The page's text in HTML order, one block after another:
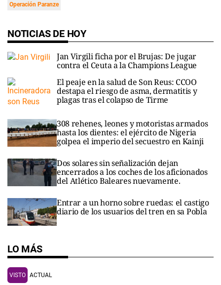
Operación Paranze
NOTICIAS DE HOY
Jan Virgili ficha por el Brujas: De jugar
contra el Ceuta a la Champions League
El peaje en la salud de Son Reus: CCOO
destapa el riesgo de asma, dermatitis y
plagas tras el colapso de Tirme
308 rehenes, leones y motoristas armados
hasta los dientes: el ejército de Nigeria
golpea el imperio del secuestro en Kainji
Dos solares sin señalización dejan
encerrados a los coches de los aficionados
del Atlético Baleares nuevamente.
Entrar a un horno sobre ruedas: el castigo
diario de los usuarios del tren en sa Pobla
LO MÁS
VISTO ACTUAL